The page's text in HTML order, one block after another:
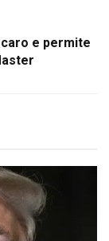
e permite